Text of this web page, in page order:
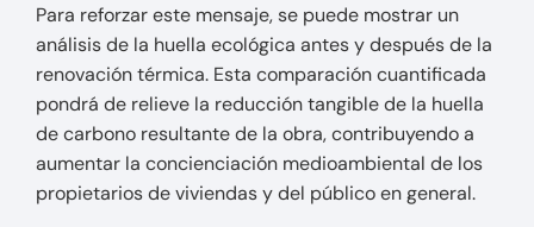
Para reforzar este mensaje, se puede mostrar un
análisis de la huella ecológica antes y después de la
renovación térmica. Esta comparación cuantificada
pondrá de relieve la reducción tangible de la huella
de carbono resultante de la obra, contribuyendo a
aumentar la concienciación medioambiental de los
propietarios de viviendas y del público en general.